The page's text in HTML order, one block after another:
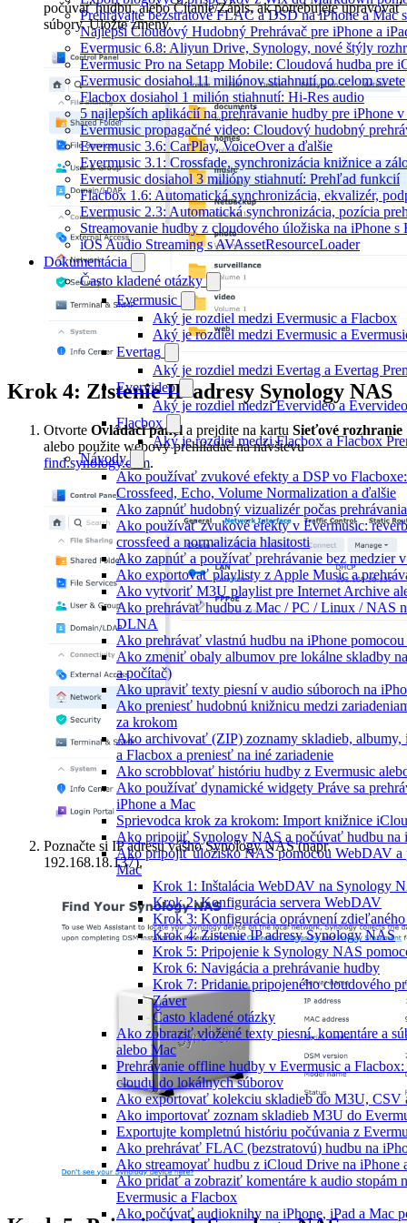
Prehrávajte bezstratové FLAC a DSD na iPhone a Mac
Najlepší Cloudový Hudobný Prehrávač pre iPhone a
Evermusic 6.8: Aliyun Drive, Synology, nové štýly
Evermusic Pro na Setapp Mobile: Cloudová hudba pre
Evermusic dosiahol 11 miliónov stiahnutí po celom svete
Flacbox dosiahol 1 milión stiahnutí: Hi-Res audio
5 najlepších aplikácií na prehrávanie hudby pre iPhone
Evermusic propagačné video: Cloudový hudobný
Evermusic 3.6: CarPlay, VoiceOver a ďalšie
Evermusic 3.1: Crossfade, synchronizácia knižnice a
Evermusic dosiahol 3 milióny stiahnutí: Prehľad funkcií
Flacbox 1.6: Automatická synchronizácia, ekvalizér,
Evermusic 2.3: Automatická synchronizácia, pozícia
Streamovanie hudby z cloudového úložiska na iPhone s
iOS Audio Streaming s AVAssetResourceLoader
Dokumentácia
Často kladené otázky
Evermusic
Aký je rozdiel medzi Evermusic a Flacbox
Aký je rozdiel medzi Evermusic a
Evertag
Aký je rozdiel medzi Evertag a Evertag
Evervideo
Aký je rozdiel medzi Evervideo a
Flacbox
Aký je rozdiel medzi Flacbox a Flacbox
Návody
Ako používať zvukové efekty a DSP vo
Crossfeed, Echo, Volume Normalization a ďalšie
Ako zapnúť hudobný vizualizér počas
Ako používať zvukové efekty v Evermusic:
crossfeed a normalizácia hlasitosti
Ako zapnúť a používať prehrávanie bez medzier
Ako exportovať playlisty z Apple Music a
Ako vytvoriť M3U playlist pre Internet Archive
Ako prehrávať hudbu z Mac / PC / Linux / NAS
DLNA
Ako prehrávať vlastnú hudbu na iPhone
Ako zmeniť obaly albumov pre lokálne skladby
a počítač)
Ako upraviť texty piesní v audio súboroch na
Ako preniesť hudobnú knižnicu medzi
za krokom
Ako archivovať (ZIP) zoznamy skladieb, albumy,
a Flacbox a preniesť na iné zariadenie
Ako scrobblovať históriu hudby z Evermusic
Ako používať dynamické widgety Práve sa
iPhone a Mac
Sprievodca krok za krokom: Import knižnice
Ako pripojiť Synology NAS a počúvať hudbu na
Ako pripojiť úložisko NAS pomocou WebDAV a
Mac
Krok 1: Inštalácia WebDAV na Synology
Krok 2: Konfigurácia servera WebDAV
Krok 3: Konfigurácia oprávnení
Krok 4: Zistenie IP adresy Synology NAS
Krok 5: Pripojenie k Synology NAS
Krok 6: Navigácia a prehrávanie hudby
Krok 7: Pridanie pripojeného cloudového
Záver
Často kladené otázky
Ako zobraziť vložené texty piesní, komentáre a
alebo Mac
Prehrávanie offline hudby v Evermusic a
cloudu do lokálnych súborov
Ako exportovať kolekciu skladieb do M3U, CSV
Ako importovať zoznam skladieb M3U do
Exportujte kompletnú históriu počúvania z
Ako prehrávať FLAC (bezstratovú) hudbu na
Ako streamovať hudbu z iCloud Drive na iPhone
Ako pridať a zobraziť komentáre k audio stopám
Evermusic a Flacbox
Ako počúvať audioknihy na iPhone, iPad a Mac
počúvať hudbu, alebo Čítanie/Zápis, ak potrebujete upravovať
súbory. Uložte zmeny.
Krok 4: Zistenie IP adresy Synology NAS
Otvorte Ovládací panel a prejdite na kartu Sieťové rozhranie
alebo použite webový prehliadač na návštevu
find.synology.com.
Poznačte si IP adresu vášho Synology NAS (napr.
192.168.18.137).